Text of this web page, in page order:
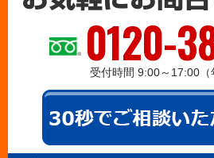
0120-
受付時間 9:00～17:00（